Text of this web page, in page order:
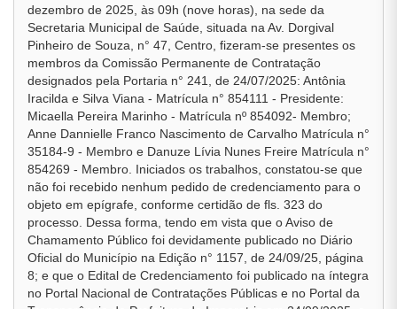
dezembro de 2025, às 09h (nove horas), na sede da
Secretaria Municipal de Saúde, situada na Av. Dorgival
Pinheiro de Souza, n° 47, Centro, fizeram-se presentes os
membros da Comissão Permanente de Contratação
designados pela Portaria n° 241, de 24/07/2025: Antônia
Iracilda e Silva Viana - Matrícula n° 854111 - Presidente:
Micaella Pereira Marinho - Matrícula nº 854092- Membro;
Anne Dannielle Franco Nascimento de Carvalho Matrícula n°
35184-9 - Membro e Danuze Lívia Nunes Freire Matrícula n°
854269 - Membro. Iniciados os trabalhos, constatou-se que
não foi recebido nenhum pedido de credenciamento para o
objeto em epígrafe, conforme certidão de fls. 323 do
processo. Dessa forma, tendo em vista que o Aviso de
Chamamento Público foi devidamente publicado no Diário
Oficial do Município na Edição n° 1157, de 24/09/25, página
8; e que o Edital de Credenciamento foi publicado na íntegra
no Portal Nacional de Contratações Públicas e no Portal da